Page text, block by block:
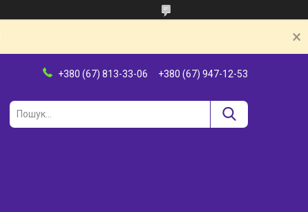
+380 (67) 813-33-06 +380 (67) 947-12-53